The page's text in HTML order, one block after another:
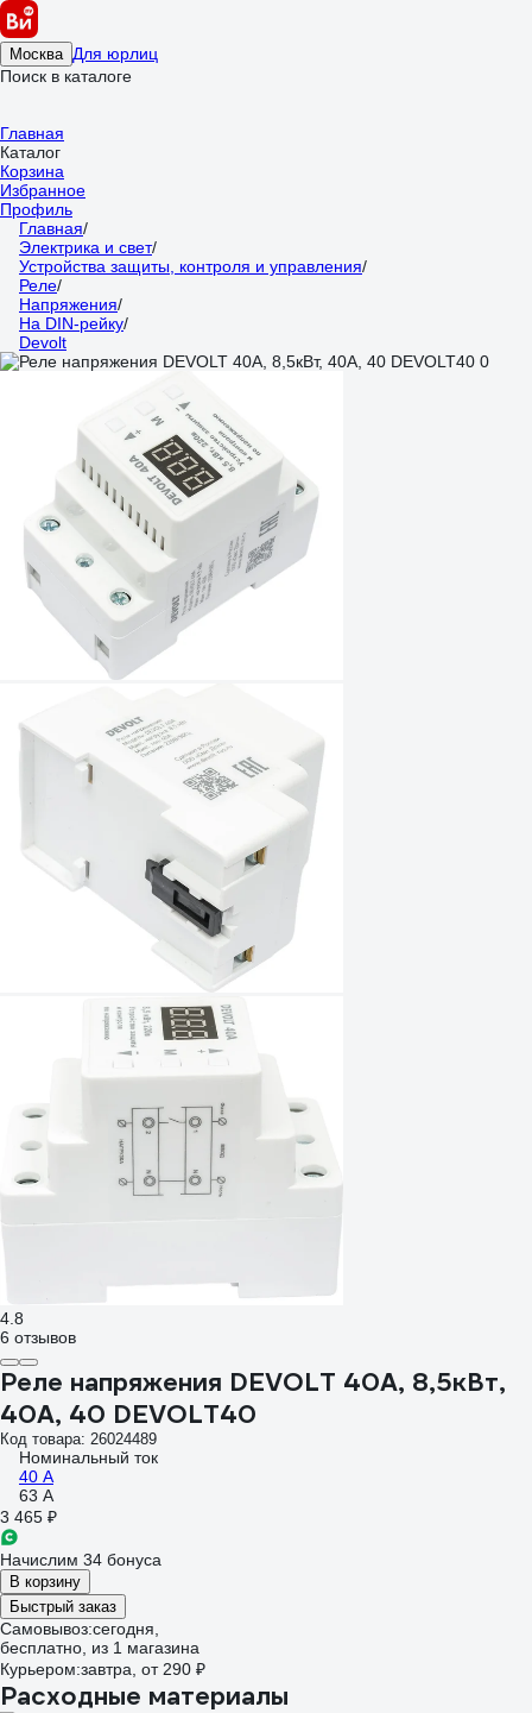
Москва Для юрлиц
Поиск в каталоге
Главная
Каталог
Корзина
Избранное
Профиль
Главная/
Электрика и свет/
Устройства защиты, контроля и управления/
Реле/
Напряжения/
На DIN-рейку/
Devolt
4.8
6 отзывов
Реле напряжения DEVOLT 40A, 8,5кВт,
40А, 40 DEVOLT40
Код товара: 26024489
Номинальный ток
40 А
63 А
3 465 ₽
Начислим 34 бонуса
В корзину
Быстрый заказ
Самовывоз:сегодня,
бесплатно , из 1 магазина
Курьером:завтра, от 290 ₽
Расходные материалы